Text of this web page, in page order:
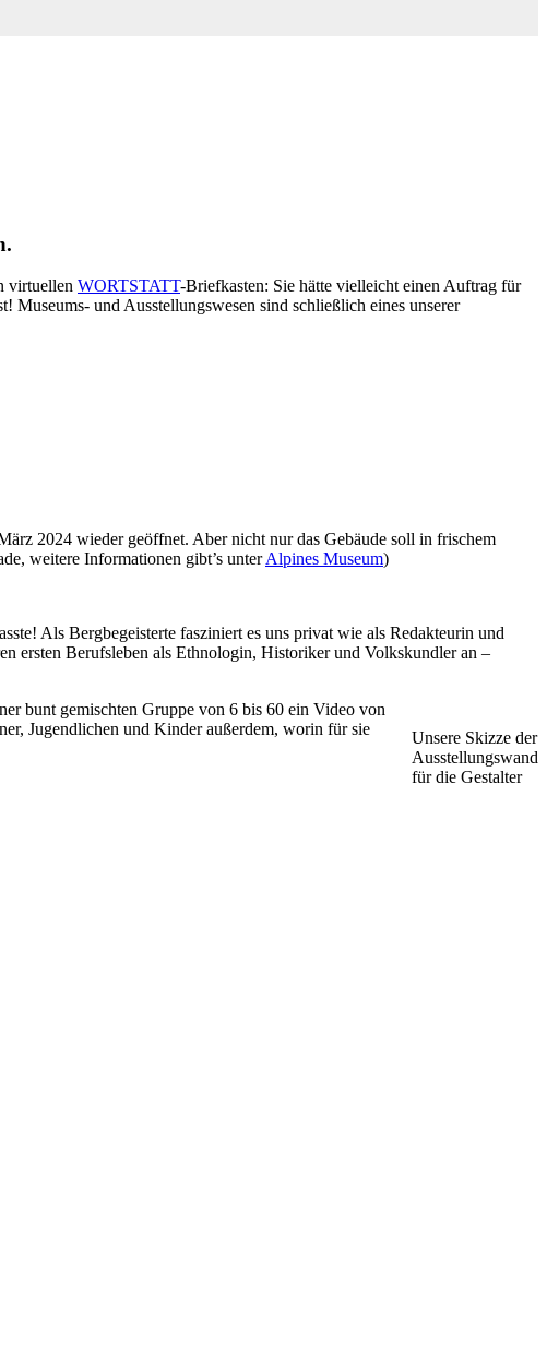
virtuellen WORTSTATT-Briefkasten: Sie hätte vielleicht einen Auftrag für
und Ausstellungswesen sind schließlich eines unserer
2024 wieder geöffnet. Aber nicht nur das Gebäude soll in frischem
weitere Informationen gibt’s unterAlpines Museum)
Als Bergbegeisterte fasziniert es uns privat wie als Redakteurin und
ersten Berufsleben als Ethnologin, Historiker und Volkskundler an –
Unsere Skizze der
Ausstellungswand
für die Gestalter
bunt gemischten Gruppe von 6 bis 60 ein Video von
Jugendlichen und Kinder außerdem, worin für sie